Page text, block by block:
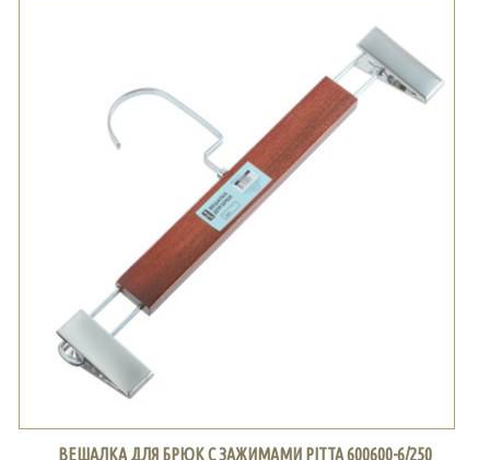
ВЕШАЛКА ДЛЯ БРЮК С ЗАЖИМАМИ PITTA 600600-6/250